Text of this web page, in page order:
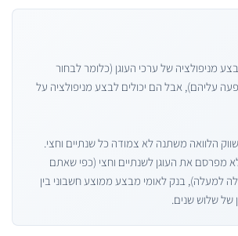
מניפולציה של ערכי העוגן (כלומר לבחור
עליהם), אבל הם יכולים לבצע מניפולציה על
הלוואה משתנה לא צמודה כל שנתיים וחצי.
מפרסם את העוגן לשנתיים וחצי (כפי שאתם
למעלה), בנק לאומי מבצע ממוצע חשבוני בין
של שלוש שנים.